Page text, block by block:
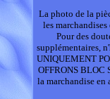
La photo de la
les
Pour des
supplémentaires,
UNIQUEMENT
OFFRONS BLOC
la marchandise en